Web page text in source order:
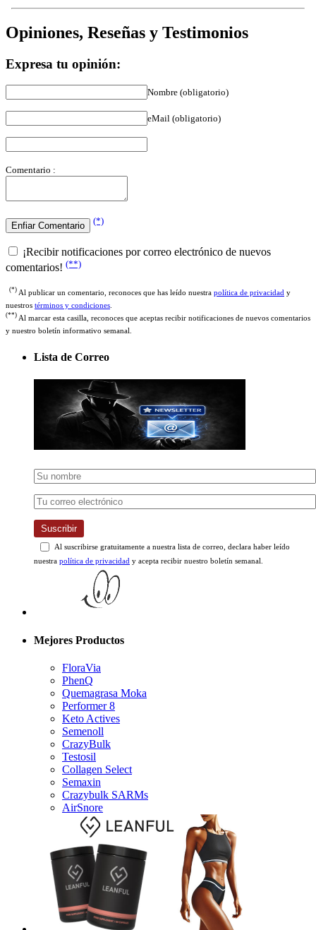
comentarios!(**)
nuestrostérminos y condiciones.
Al marcar esta casilla, reconoces que aceptas recibir notificaciones de nuevos comentarios
y nuestro boletín informativo semanal.
Al suscribirse gratuitamente a nuestra lista de correo, declara haber leído
nuestrapolítica de privacidady acepta recibir nuestro boletín semanal.
PhenQ
Quemagrasa Moka
Performer 8
Keto Actives
Semenoll
CrazyBulk
Testosil
Collagen Select
Semaxin
Crazybulk SARMs
AirSnore